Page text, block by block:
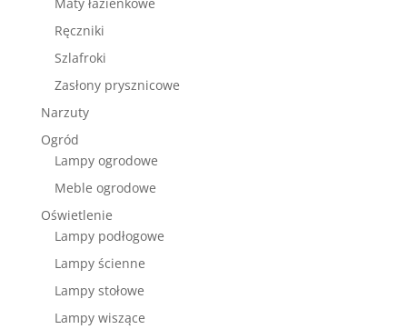
Ręczniki
Szlafroki
Zasłony prysznicowe
Narzuty
Ogród
Lampy ogrodowe
Meble ogrodowe
Oświetlenie
Lampy podłogowe
Lampy ścienne
Lampy stołowe
Lampy wiszące